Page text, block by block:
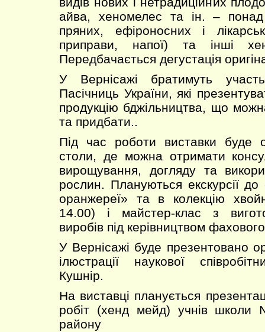
айва, хеномелес та ін. –
пряних, ефіроносних і
приправи, напої) та інші
Передбачається дегустація
У Вернісажі братимуть
Пасічниць України, які
продукцію бджільництва, що
та придбати..
Під час роботи виставки буде
столи, де можна отримати
вирощування, догляду та
рослин. Плануються екскурсії до
оранжереї» та в колекцію
14.00) і майстер-клас з
виробів під керівництвом
У Вернісажі буде презентовано
ілюстрації наукової
Кушнір.
На виставці планується
робіт (хенд мейд) учнів школи
району